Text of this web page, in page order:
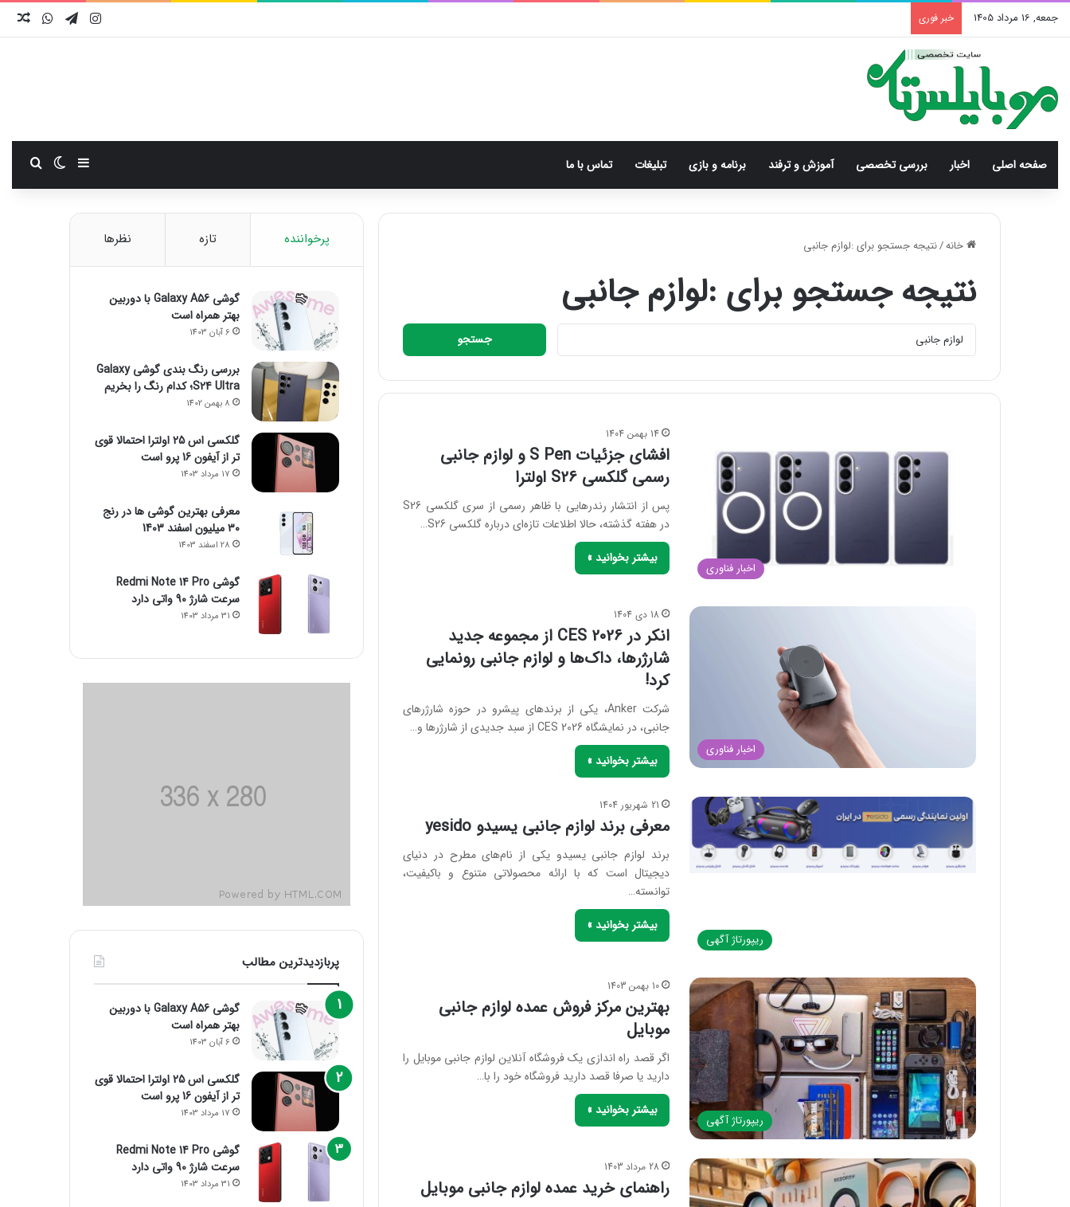
جمعه, 16 مرداد 1405 خبر فوری اینستاگرام
تلگرام واتس
صفحه اصلی اخبار بررسی‌ تخصصی آموزش و ترفند برنامه و بازی تبلیغات تماس با ما سایدبارتغییر
خانه/نتیجه جستجو برای :لوازم جانبی
نتیجه جستجو برای :لوازم جانبی
ج
و
ا
ی
:
اخبار فناوری
14 بهمن 1404
افشای جزئیات S Pen و لوازم جانبی
رسمی گلکسی S26 اولترا
پس از انتشار رندرهایی با ظاهر رسمی از سری گلکسی S26
در هفته گذشته، حالا اطلاعات تازه‌ای درباره گلکسی S26…
بیشتر بخوانید »
اخبار فناوری
18 دی 1404
انکر در CES 2026 از مجموعه جدید
شارژرها، داک‌ها و لوازم جانبی رونمایی
کرد!
شرکت Anker، یکی از برندهای پیشرو در حوزه شارژرهای
جانبی، در نمایشگاه CES 2026 از سبد جدیدی از شارژرها و…
بیشتر بخوانید »
ریپورتاژ آگهی
21 شهریور 1404
معرفی برند لوازم جانبی یسیدو yesido
برند لوازم جانبی یسیدو یکی از نام‌های مطرح در دنیای
دیجیتال است که با ارائه محصولاتی متنوع و باکیفیت،
توانسته…
بیشتر بخوانید »
ریپورتاژ آگهی
10 بهمن 1403
بهترین مرکز فروش عمده لوازم جانبی
موبایل
اگر قصد راه‌ اندازی یک فروشگاه آنلاین لوازم جانبی موبایل را
دارید یا صرفا قصد دارید فروشگاه خود را با…
بیشتر بخوانید »
28 مرداد 1403
راهنمای خرید عمده لوازم جانبی موبایل
پرخواننده تازه نظرها
گوشی Galaxy A56 با دوربین
بهتر همراه است
6 آبان 1403
بررسی رنگ بندی گوشی Galaxy
S24 Ultra؛ کدام رنگ را بخریم
8 بهمن 1402
گلکسی اس 25 اولترا احتمالا قوی
تر از آیفون 16 پرو است
17 مرداد 1403
معرفی بهترین گوشی ها در رنج
۳۰ میلیون اسفند 1403
28 اسفند 1403
گوشی Redmi Note 14 Pro
سرعت شارژ 90 واتی دارد
31 مرداد 1403
پربازدیدترین مطالب
گوشی Galaxy A56 با دوربین
بهتر همراه است
6 آبان 1403
گلکسی اس 25 اولترا احتمالا قوی
تر از آیفون 16 پرو است
17 مرداد 1403
گوشی Redmi Note 14 Pro
سرعت شارژ 90 واتی دارد
31 مرداد 1403